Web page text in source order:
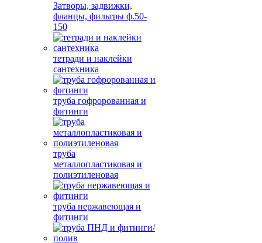
Затворы, задвижки,
фланцы, фильтры ф.50-
150
тетради и наклейки
сантехника
труба гофророванная и
фитинги
труба
металлопластиковая и
полиэтиленовая
труба нержавеющая и
фитинги